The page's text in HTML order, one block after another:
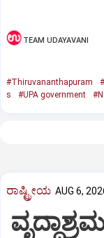
TEAM UDAYAVANI
#Thiruvananthapuram
s
#UPA government
ರಾಷ್ಟ್ರೀಯ AUG 6,